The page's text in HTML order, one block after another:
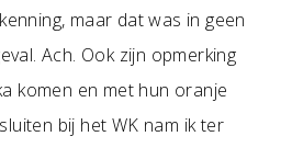
maar dat was in geen
Ach. Ook zijn opmerking
komen en met hun oranje
bij het WK nam ik ter